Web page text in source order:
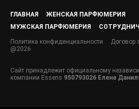
ГЛАВНАЯ
ЖЕНСКАЯ ПАРФЮМЕРИЯ
МУЖСКАЯ ПАРФЮМЕРИЯ
Политика конфиденциальности Договор
@2026
Сайт принадлежит официальному
компании Essens 950793026 Елене